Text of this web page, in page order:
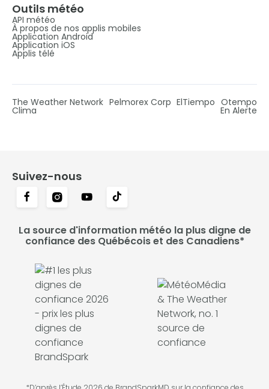
Outils météo
API météo
À propos de nos applis mobiles
Application Android
Application iOS
Applis télé
The Weather Network Pelmorex Corp ElTiempo Otempo
Clima En Alerte
Suivez-nous
La source d'information météo la plus digne de
confiance des Québécois et des Canadiens*